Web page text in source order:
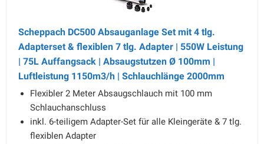
Scheppach DC500 Absauganlage Set mit 4 tlg.
Adapterset & flexiblen 7 tlg. Adapter | 550W Leistung
| 75L Auffangsack | Absaugstutzen Ø 100mm |
Luftleistung 1150m3/h | Schlauchlänge 2000mm
Flexibler 2 Meter Absaugschlauch mit 100 mm
Schlauchanschluss
inkl. 6-teiligem Adapter-Set für alle Kleingeräte & 7 tlg.
flexiblen Adapter